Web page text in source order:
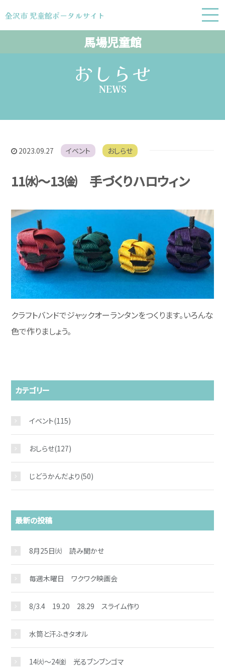
金沢市 児童館ポータルサイト
金沢市 児童館ポータルサイト
お問い合わせ
おしらせ
NEWS
2023.09.27 イベント おしらせ
11㈬～13㈮ 手づくりハロウィン
クラフトバンドでジャックオーランタンをつくります。いろんな
色で作りましょう。
カテゴリー
イベント(115)
おしらせ(127)
じどうかんだより(50)
最新の投稿
8月25日㈫ 読み聞かせ
毎週木曜日 ワクワク映画会
8/3.4 19.20 28.29 スライム作り
水筒と汗ふきタオル
14㈫～24㈮ 光るブンブンゴマ
馬場児童館